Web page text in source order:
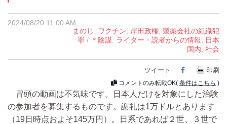
2024/08/20 11:00 AM
まのじ
ワクチン 岸田政権 製薬会社の組織犯
罪 / ＊陰謀 ライター・読者からの情報
日本
国内 社会
ツイート Facebook
印刷
コメントのみ転載OK( 条件はこちら )
冒頭の動画は不気味です。日本人だけを対象にした治験
の参加者を募集するものです。謝礼は1万ドルとあります
（19日時点およそ145万円）。日系であれば２世、３世で